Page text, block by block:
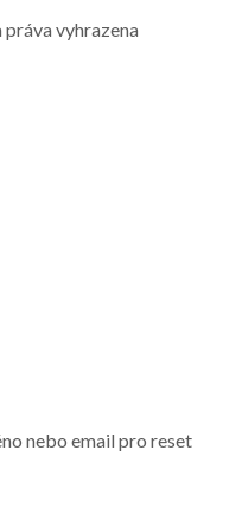
práva vyhrazena
nebo email pro reset